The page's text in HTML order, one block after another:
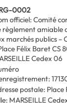
0002
officiel: Comité
règlement amiable
marchés publics –
Félix Baret CS
Cedex 06
:
postale: Place
: MARSEILLE